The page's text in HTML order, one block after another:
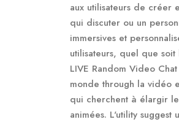
aux utilisateurs de créer
qui discuter ou un
immersives et
utilisateurs, quel que
LIVE Random Video
monde through la vidéo
qui cherchent à élargir
animées. L'utility